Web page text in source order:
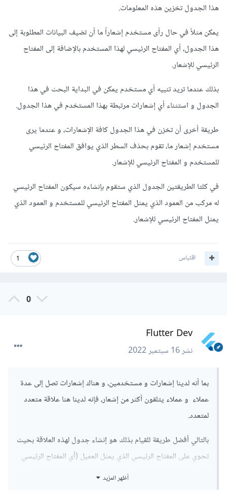
هذا الجدول تخزين هذه المعلومات.
يمكن مثلاً في حال رأى مستخدم إشعاراً ما أن تضيف البيانات المطلوبة إلى
هذا الجدول، أي المفتاح الرئيسي لهذا المستخدم بالإضافة إلى المفتاح
الرئيسي للإشعار.
بذلك عندما تريد تنبيه أي مستخدم يمكن في البداية البحث في هذا
الجدول و استثناء أي إشعارات مرتبطة بهذا المستخدم في هذا الجدول.
طريقة أخرى أن تخزن في هذا الجدول كافة الإشعارات، و عندما يرى
مستخدم إشعار ما، تقوم بحذف السطر الذي يوافق المفتاح الرئيسي
للمستخدم و المفتاح الرئيسي للإشعار.
في كلتا الطريقتين الجدول الذي ستقوم بإنشاءه سيكون المفتاح الرئيسي
له مركب من العمود الذي يمثل المفتاح الرئيسي للمستخدم و العمود الذي
يمثل المفتاح الرئيسي للإشعار.
1 اقتباس
0
Flutter Dev
نشر16 سبتمبر 2022
بما أنه لدينا إشعارات و مستخدمين، و هناك إشعارات تصل إلى عدة
عملاء و عملاء يتلقون أكثر من إشعار، فإنه لدينا هنا علاقة متعدد
لمتعدد.
بالتالي أفضل طريقة للقيام بذلك هو إنشاء جدول لهذه العلاقة بحيث
تحوي على المفتاح الرئيسي الذي يمثل العميل (أي المفتاح الرئيسي
لجدول العملاء) بالإضافة للمفتاح الرئيسي لجدول الإشعارات، و
أظهر المزيد